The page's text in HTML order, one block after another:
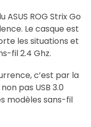
ASUS ROG Strix Go
Le casque est
les situations et
fil 2.4 Ghz.
c’est par la
pas USB 3.0
modèles sans-fil